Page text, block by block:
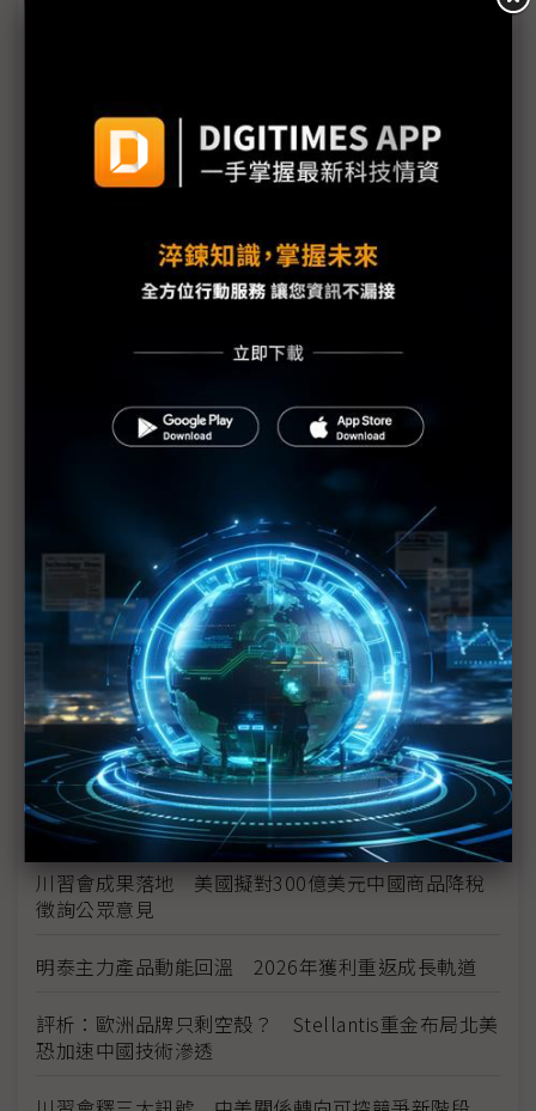
規避關稅大打平價與豪奢雙戰線 中系電動車4月歐
洲市佔首破15%
裕融嚴陳莉蓮：汽車、出行與用車事業的協同發展
AI應用與綠能發展推動創新
具正面意義
新纖：地緣風險是危機也是轉機 三大布局推進成長
中資背景也能過關 Volvo獲白宮豁免可繼續在美賣
車
裕隆國產、外銷同步並進 嚴陳莉蓮：AI賦能強化核
心競爭力與轉型
茂林加速東南亞布局 越南新廠2Q量產、泰國建廠規
畫隨後上
川普關稅再退款206億美元 CBP同步修正兩週前烏
龍數字
川習會成果落地 美國擬對300億美元中國商品降稅
徵詢公眾意見
明泰主力產品動能回溫 2026年獲利重返成長軌道
評析：歐洲品牌只剩空殼？ Stellantis重金布局北美
恐加速中國技術滲透